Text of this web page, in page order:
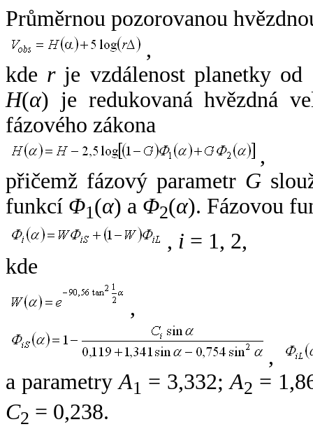
Průměrnou pozorovanou
,
kde rje vzdálenost planetky od
H(α) je redukovaná hvězdná
fázového zákona
,
přičemž fázový parametr G
funkcí Φ1(α) a Φ2(α). Fázovou
, i = 1, 2,
kde
,
,
a parametryA1 = 3,332;A2 =
C2 = 0,238.